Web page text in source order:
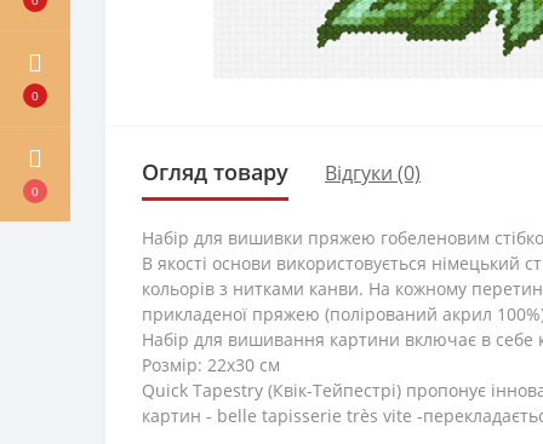
0
0
Огляд товару Відгуки (0)
Набір для вишивки пряжею гобеленовим
В якості основи використовується
кольорів з нитками канви. На кожному
прикладеної пряжею (полірований акрил
Набір для вишивання картини включає в себе
Розмір: 22х30 см
Quick Tapestry (Квік-Тейпестрі) пропонує
картин - belle tapisserie très vite -